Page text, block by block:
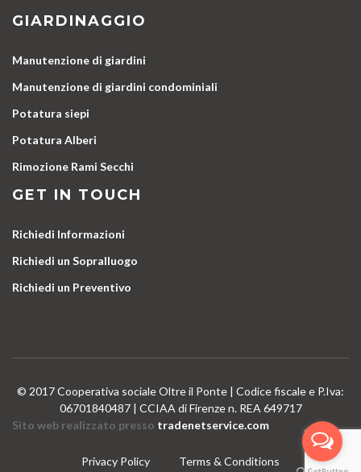
GIARDINAGGIO
Manutenzione di giardini
Manutenzione di giardini condominiali
Potatura siepi
Potatura Alberi
Rimozione Rami Secchi
GET IN TOUCH
Richiedi Informazioni
Richiedi un Sopralluogo
Richiedi un Preventivo
© 2017 Cooperativa sociale Oltre il Ponte | Codice fiscale e P.Iva:
06701840487 | CCIAA di Firenze n. REA 649717
Sito web realizzato presso tradenetservice.com
Privacy Policy Terms & Conditions